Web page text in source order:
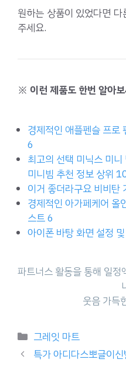
원하는 상품이 있었다면
주세요.
※ 이런 제품도 한번 알아
경제적인 애플펜슬 프로
6
최고의 선택 미닉스 미
미니빔 추천 정보 상위
이거 좋더라구요 비비탄
경제적인 아가페케어 올
스트 6
아이폰 바탕 화면 설정
파트너스 활동을 통해 일
웃음 가득
Categories
그레잇 마트
특가 아디다스뽀글이